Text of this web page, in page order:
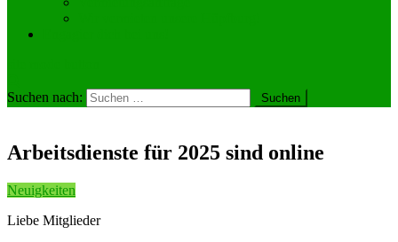
Suchen nach:
Arbeitsdienste für 2025 sind online
Neuigkeiten
Liebe Mitglieder